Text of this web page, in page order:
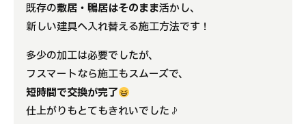
既存の敷居・鴨居はそのまま活かし、
新しい建具へ入れ替える施工方法です！
多少の加工は必要でしたが、
フスマートなら施工もスムーズで、
短時間で交換が完了
仕上がりもとてもきれいでした♪